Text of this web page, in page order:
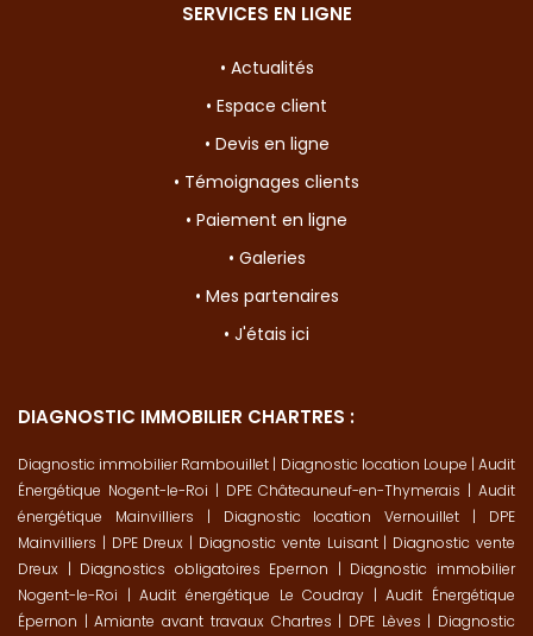
SERVICES EN LIGNE
• Actualités
• Espace client
• Devis en ligne
• Témoignages clients
• Paiement en ligne
• Galeries
• Mes partenaires
• J'étais ici
DIAGNOSTIC IMMOBILIER CHARTRES :
Diagnostic immobilier Rambouillet | Diagnostic location Loupe | Audit
Énergétique Nogent-le-Roi | DPE Châteauneuf-en-Thymerais |Audit
énergétique Mainvilliers | Diagnostic location Vernouillet | DPE
Mainvilliers | DPE Dreux | Diagnostic vente Luisant| Diagnostic vente
Dreux | Diagnostics obligatoires Epernon | Diagnostic immobilier
Nogent-le-Roi |Audit énergétique Le Coudray |Audit Énergétique
Épernon |Amiante avant travaux Chartres | DPE Lèves | Diagnostic